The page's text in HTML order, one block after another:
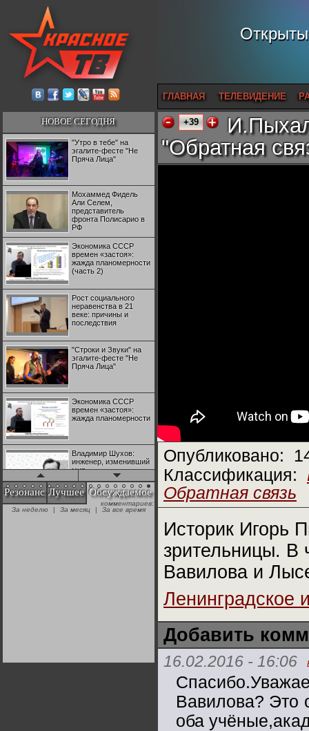
ГЛАВНАЯ ТЕЛЕВИДЕНИЕ
НОВОЕ СЕГОДНЯ
"Утро в тебе" на
эгалите-фесте "Не
Пряча Лица"
Мохаммед Фидель
Али Селем,
представитель
фронта Полисарио в
РФ
Экономика СССР
времен «застоя»:
жажда планомерности
(часть 2)
Рост социального
неравенства в 21
веке: причины и
последствия
"Строки и Звуки" на
эгалите-фесте "Не
Пряча Лица"
Экономика СССР
времен «застоя»:
жажда планомерности
Владимир Шухов:
инженер, изменивший
мир
"Аркадий Коц" на
эгалите-фесте "Не
Резонанс Лучшее Обсуждаемое
комментариев:
За неделю
| За месяц | За все время
+39
"Обратная
Опубликовано:
Классификация:
Обратная связь
Историк Игорь
зрительницы. В
Вавилова и
Ленинградское
Добавить
16.02.2016 - 16:06
Вавилова? Это
оба